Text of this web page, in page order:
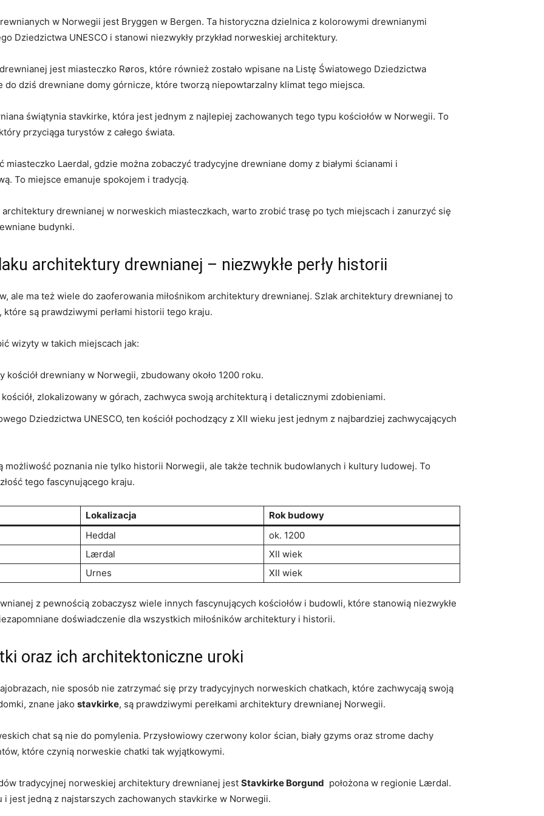
w Norwegii jest ⁤Bryggen ⁣w‍ Bergen. Ta historyczna dzielnica z kolorowymi drewnianymi
Dziedzictwa UNESCO ⁤i stanowi niezwykły‍ przykład norweskiej architektury.
jest miasteczko Røros, które również zostało wpisane na Listę Światowego Dziedzictwa
do dziś drewniane domy górnicze, które tworzą niepowtarzalny klimat tego⁣ miejsca.
świątynia stavkirke, która ⁤jest jednym z ‍najlepiej​ zachowanych tego typu ⁢kościołów w Norwegii. To
przyciąga ⁤turystów ⁤z całego⁣ świata.
Laerdal, gdzie⁣ można ⁢zobaczyć tradycyjne drewniane domy⁢ z białymi ścianami i
To miejsce emanuje spokojem i tradycją.
drewnianej​ w norweskich miasteczkach, warto zrobić trasę po tych miejscach i zanurzyć się
budynki.
architektury ⁢drewnianej –​ niezwykłe perły‌ historii
ale ⁣ma ⁢też⁣ wiele do zaoferowania miłośnikom ​architektury drewnianej. Szlak⁢ architektury drewnianej⁣ to
są prawdziwymi⁤ perłami​ historii tego ⁤kraju.
wizyty w takich miejscach jak:
drewniany w Norwegii, ‍zbudowany około‌ 1200‍ roku.
zlokalizowany ‍w górach, zachwyca swoją architekturą i detalicznymi ⁤zdobieniami.
Dziedzictwa‌ UNESCO, ten kościół ‍pochodzący z XII ‌wieku jest jednym z najbardziej zachwycających‌
poznania nie ⁤tylko‌ historii ⁢Norwegii, ale także‍ technik budowlanych‍ i kultury ludowej. To
tego⁣ fascynującego kraju.
Lokalizacja
Rok budowy
Heddal
ok. 1200
Lærdal
XII wiek
Urnes
XII wiek
z pewnością ⁢zobaczysz​ wiele⁤ innych⁣ fascynujących kościołów i budowli,⁣ które stanowią niezwykłe⁤
doświadczenie dla wszystkich ⁢miłośników architektury ⁣i historii.
oraz ich architektoniczne uroki
nie sposób nie⁤ zatrzymać ‍się przy tradycyjnych​ norweskich‌ chatkach, które zachwycają swoją
‍znane jako stavkirke, są ‍prawdziwymi perełkami architektury drewnianej Norwegii.
chat są nie do‌ pomylenia. Przysłowiowy czerwony kolor ścian, biały gzyms oraz strome dachy‍
które czynią norweskie ​chatki tak wyjątkowymi.
tradycyjnej ⁣norweskiej​ architektury drewnianej jest⁢ Stavkirke Borgund ‌ położona ​w ‌regionie Lærdal.
jest⁢ jedną‍ z najstarszych zachowanych stavkirke w Norwegii.